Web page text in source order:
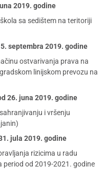
2019. godine
sa sedištem na teritoriji
septembra 2019. godine
ostvarivanja prava na
linijskom prevozu na
26. juna 2019. godine
i vršenju
jula 2019. godine
rizicima u radu
period od 2019-2021. godine